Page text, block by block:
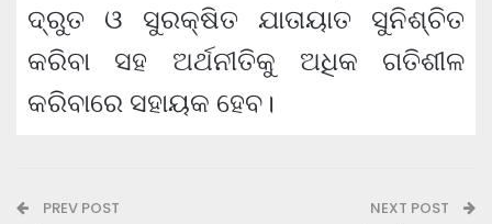
ଦ୍ରୁତ ଓ ସୁରକ୍ଷିତ ଯାତାୟାତ ସୁନିଶ୍ଚିତ
କରିବା ସହ ଅର୍ଥନୀତିକୁ ଅଧିକ ଗତିଶୀଳ
କରିବାରେ ସହାୟକ ହେବ।
PREV POST NEXT POST